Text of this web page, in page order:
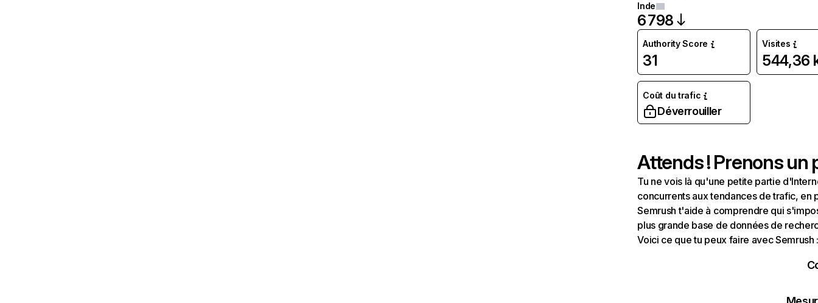
Inde
6 798
Authority Score
31
Visites
544,36
Coût du trafic
Déverrouiller
Attends ! Prenons un
Tu ne vois là qu'une petite partie
concurrents aux tendances de trafic, en
Semrush t'aide à comprendre qui
plus grande base de données de
Voici ce que tu peux faire avec Semrush